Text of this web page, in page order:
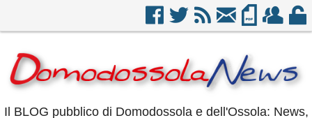
Il BLOG pubblico di Domodossola e dell'Ossola: News,